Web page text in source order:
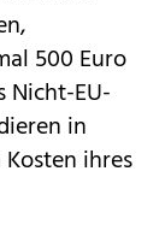
500 Euro
Nicht-EU-
in
ihres